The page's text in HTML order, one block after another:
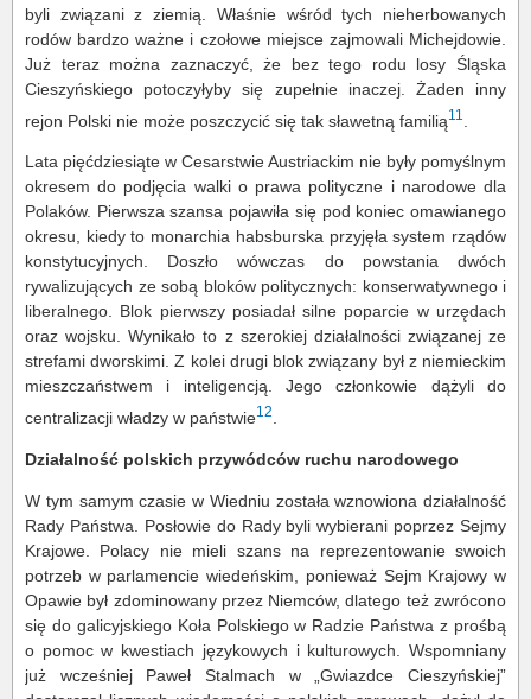
byli związani z ziemią. Właśnie wśród tych nieherbowanych
rodów bardzo ważne i czołowe miejsce zajmowali Michejdowie.
Już teraz można zaznaczyć, że bez tego rodu losy Śląska
Cieszyńskiego potoczyłyby się zupełnie inaczej. Żaden inny
rejon Polski nie może poszczycić się tak sławetną familią11
Lata pięćdziesiąte w Cesarstwie Austriackim nie były pomyślnym
okresem do podjęcia walki o prawa polityczne i narodowe dla
Polaków. Pierwsza szansa pojawiła się pod koniec omawianego
okresu, kiedy to monarchia habsburska przyjęła system rządów
konstytucyjnych. Doszło wówczas do powstania dwóch
rywalizujących ze sobą bloków politycznych: konserwatywnego i
liberalnego. Blok pierwszy posiadał silne poparcie w urzędach
oraz wojsku. Wynikało to z szerokiej działalności związanej ze
strefami dworskimi. Z kolei drugi blok związany był z niemieckim
mieszczaństwem i inteligencją. Jego członkowie dążyli do
centralizacji władzy w państwie12
Działalność polskich przywódców ruchu narodowego
W tym samym czasie w Wiedniu została wznowiona działalność
Rady Państwa. Posłowie do Rady byli wybierani poprzez Sejmy
Krajowe. Polacy nie mieli szans na reprezentowanie swoich
potrzeb w parlamencie wiedeńskim, ponieważ Sejm Krajowy w
Opawie był zdominowany przez Niemców, dlatego też zwrócono
się do galicyjskiego Koła Polskiego w Radzie Państwa z prośbą
o pomoc w kwestiach językowych i kulturowych. Wspomniany
już wcześniej Paweł Stalmach w „Gwiazdce Cieszyńskiej”